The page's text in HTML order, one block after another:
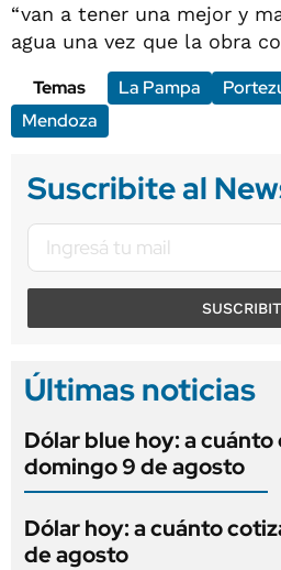
“van a tener una mejor y
agua una vez que la obra
Temas
La Pampa
Mendoza
Suscribite al
Últimas noticias
Dólar blue hoy: a
domingo 9 de agosto
Dólar hoy: a cuánto
de agosto